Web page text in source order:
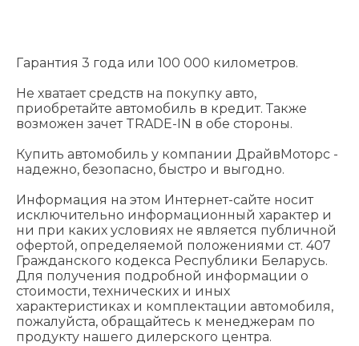
Гарантия 3 года или 100 000 километров.
Не хватает средств на покупку авто,
приобретайте автомобиль в кредит. Также
возможен зачет TRADE-IN в обе стороны.
Купить автомобиль у компании ДрайвМоторс -
надежно, безопасно, быстро и выгодно.
Информация на этом Интернет-сайте носит
исключительно информационный характер и
ни при каких условиях не является публичной
офертой, определяемой положениями cт. 407
Гражданского кодекса Республики Беларусь.
Для получения подробной информации о
стоимости, технических и иных
характеристиках и комплектации автомобиля,
пожалуйста, обращайтесь к менеджерам по
продукту нашего дилерского центра.